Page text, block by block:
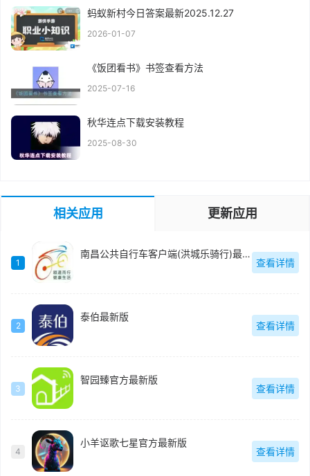
蚂蚁新村今日答案最新2025.12.27
2026-01-07
《饭团看书》书签查看方法
2025-07-16
秋华连点下载安装教程
2025-08-30
相关应用 更新应用
1
南昌公共自行车客户端(洪城乐骑行)最新版
查看详情
2
泰伯最新版
查看详情
3
智园臻官方最新版
查看详情
4
小羊讴歌七星官方最新版
查看详情